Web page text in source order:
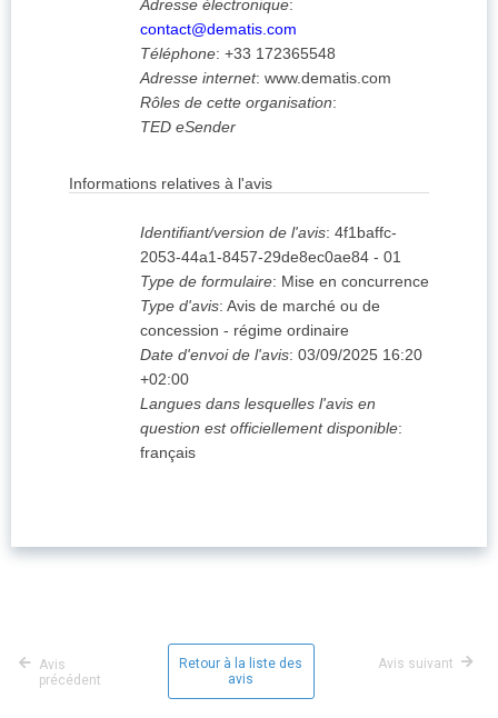
Adresse électronique:
contact@dematis.com
Téléphone: +33 172365548
Adresse internet: www.dematis.com
Rôles de cette organisation:
TED eSender
Informations relatives à l'avis
Identifiant/version de l'avis: 4f1baffc-
2053-44a1-8457-29de8ec0ae84 - 01
Type de formulaire: Mise en concurrence
Type d'avis: Avis de marché ou de
concession - régime ordinaire
Date d'envoi de l'avis: 03/09/2025 16:20
+02:00
Langues dans lesquelles l'avis en
question est officiellement disponible:
français
Avis
précédent
Retour à la liste des
avis
Avis suivant